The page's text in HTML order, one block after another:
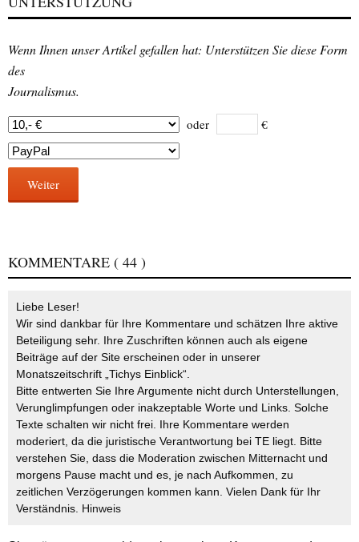
Wenn Ihnen unser Artikel gefallen hat: Unterstützen Sie diese Form
des
Journalismus.
oder €
Weiter
KOMMENTARE ( 44 )
Liebe Leser!
Wir sind dankbar für Ihre Kommentare und schätzen Ihre aktive
Beteiligung sehr. Ihre Zuschriften können auch als eigene
Beiträge auf der Site erscheinen oder in unserer
Monatszeitschrift „Tichys Einblick“.
Bitte entwerten Sie Ihre Argumente nicht durch Unterstellungen,
Verunglimpfungen oder inakzeptable Worte und Links. Solche
Texte schalten wir nicht frei. Ihre Kommentare werden
moderiert, da die juristische Verantwortung bei TE liegt. Bitte
verstehen Sie, dass die Moderation zwischen Mitternacht und
morgens Pause macht und es, je nach Aufkommen, zu
zeitlichen Verzögerungen kommen kann. Vielen Dank für Ihr
Verständnis. Hinweis